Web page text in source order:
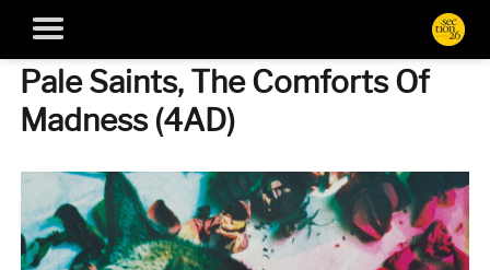
Pale Saints, The Comforts Of
Madness (4AD)